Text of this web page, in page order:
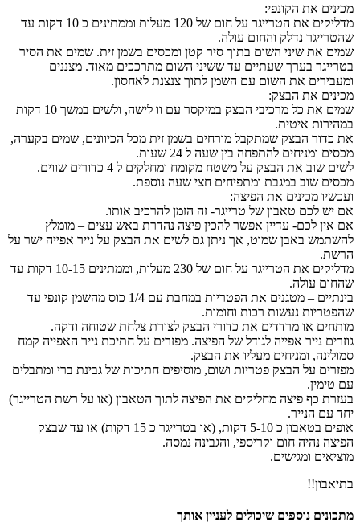
מכינים את הקונפי:
מדליקים את הטרייגר על חום של 120 מעלות וממתינים כ 10 דקות עד
שהטרייגר נדלק והחום עולה.
שמים את שיני השום בתוך סיר קטן ומכסים בשמן זית. שמים את הסיר
בטרייגר בערך שעתיים עד ששיני השום מתרככים מאוד. מצננים
ומעבירים את השום עם השמן לתוך צנצנת לאחסון.
מכינים את הבצק:
שמים את כל מרכיבי הבצק במיקסר עם וו לישה, ולשים במשך 10 דקות
במהירות איטית.
את כדור הבצק שמתקבל מורחים בשמן זית מכל הכיוונים, שמים בקערה,
מכסים ומניחים להתפחה בין שעה ל 24 שעות.
לשים שוב את הבצק על משטח מקומח ומחלקים ל 4 כדורים שווים.
מכסים שוב במגבת ומתפיחים חצי שעה נוספת.
ועכשיו מכינים את הפיצה:
אם יש לכם טאבון של טרייגר- זה הזמן להרכיב אותו.
אם אין לכם- עדיין אפשר להכין פיצה נהדרת באש עצים – מומלץ
להשתמש באבן שמוט, אך ניתן גם לשים את הבצק על נייר אפייה ישר על
הרשת.
מדליקים את הטרייגר על חום של 230 מעלות, וממתינים 10-15 דקות עד
שהחום עולה.
בינתיים – מטגנים את הפטריות במחבת עם 1/4 כוס מהשמן קונפי עד
שהפטריות נעשות רכות וחומות.
מותחים או מרדדים את כדורי הבצק לצורת צלחת שטוחה ודקה.
גוזרים נייר אפייה לגודל של הפיצה. מפזרים על חתיכת נייר האפייה קמח
סמולינה, ומניחים מעליו את הבצק.
מפזרים על הבצק פטריות ושום, מוסיפים חתיכות של גבינת ברי ומתבלים
עם טימין.
בעזרת כף פיצה מחליקים את הפיצה לתוך הטאבון (או על רשת הטרייגר)
יחד עם הנייר.
אופים בטאבון כ 5-10 דקות, (או בטרייגר כ 15 דקות) או עד שבצק
הפיצה נהיה חום וקריספי, והגבינה נמסה.
מוציאים ומגישים.
בתיאבון!!
מתכונים נוספים שיכולים לעניין אותך